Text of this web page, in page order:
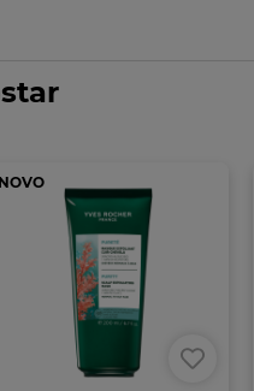
NOVO